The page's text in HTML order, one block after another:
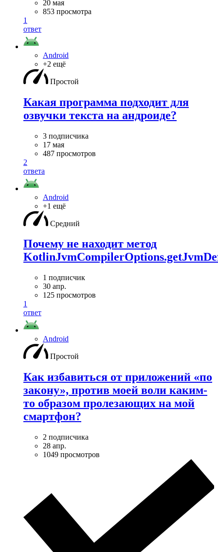
20 мая
853 просмотра
1
ответ
Android
+2 ещё
Простой
Какая программа подходит для
озвучки текста на андроиде?
3 подписчика
17 мая
487 просмотров
2
ответа
Android
+1 ещё
Средний
Почему не находит метод
1 подписчик
30 апр.
125 просмотров
1
ответ
Android
Простой
Как избавиться от приложений «по
закону», против моей воли каким-
то образом пролезающих на мой
смартфон?
2 подписчика
28 апр.
1049 просмотров